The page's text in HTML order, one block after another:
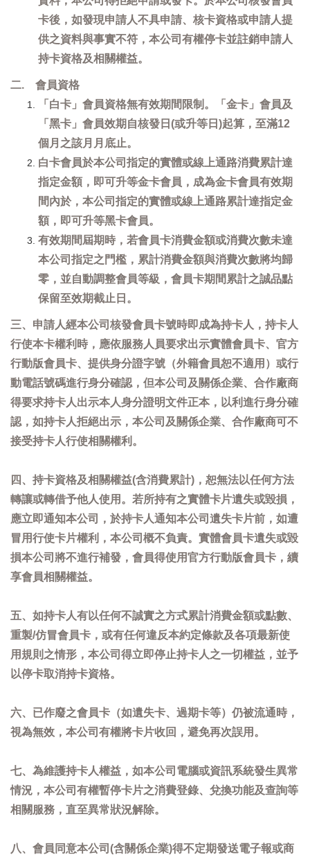
卡後，如發現申請人不具申請、核卡資格或申請人提
供之資料與事實不符，本公司有權停卡並註銷申請人
持卡資格及相關權益。
二. 會員資格
「白卡」會員資格無有效期間限制。「金卡」會員及
「黑卡」會員效期自核發日(或升等日)起算，至滿12
個月之該月月底止。
白卡會員於本公司指定的實體或線上通路消費累計達
指定金額，即可升等金卡會員，成為金卡會員有效期
間內於，本公司指定的實體或線上通路累計達指定金
額，即可升等黑卡會員。
有效期間屆期時，若會員卡消費金額或消費次數未達
本公司指定之門檻，累計消費金額與消費次數將均歸
零，並自動調整會員等級，會員卡期間累計之誠品點
保留至效期截止日。
三、申請人經本公司核發會員卡號時即成為持卡人，持卡人
行使本卡權利時，應依服務人員要求出示實體會員卡、官方
行動版會員卡、提供身分證字號（外籍會員恕不適用）或行
動電話號碼進行身分確認，但本公司及關係企業、合作廠商
得要求持卡人出示本人身分證明文件正本，以利進行身分確
認，如持卡人拒絕出示，本公司及關係企業、合作廠商可不
接受持卡人行使相關權利。
四、持卡資格及相關權益(含消費累計)，恕無法以任何方法
轉讓或轉借予他人使用。若所持有之實體卡片遺失或毀損，
應立即通知本公司，於持卡人通知本公司遺失卡片前，如遭
冒用行使卡片權利，本公司概不負責。實體會員卡遺失或毀
損本公司將不進行補發，會員得使用官方行動版會員卡，續
享會員相關權益。
五、如持卡人有以任何不誠實之方式累計消費金額或點數、
重製/仿冒會員卡，或有任何違反本約定條款及各項最新使
用規則之情形，本公司得立即停止持卡人之一切權益，並予
以停卡取消持卡資格。
六、已作廢之會員卡（如遺失卡、過期卡等）仍被流通時，
視為無效，本公司有權將卡片收回，避免再次誤用。
七、為維護持卡人權益，如本公司電腦或資訊系統發生異常
情況，本公司有權暫停卡片之消費登錄、兌換功能及查詢等
相關服務，直至異常狀況解除。
八、會員同意本公司(含關係企業)得不定期發送電子報或商